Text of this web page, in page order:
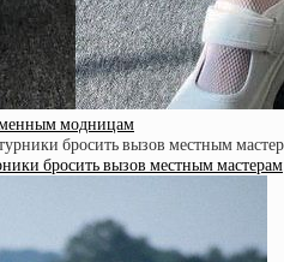
модницам
бросить вызов местным мастерам